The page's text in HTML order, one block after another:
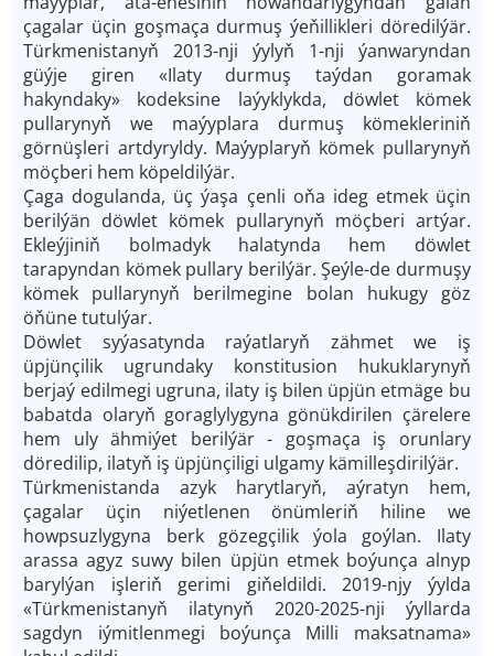
çagalar üçin goşmaça durmuş ýe­ňillikleri döredilýär.
Türkmenistanyň 2013-nji ýylyň 1-nji ýanwaryndan
güýje giren «Ilaty durmuş taýdan goramak
hakyndaky» kodeksine laýyklykda, döwlet kömek
pullarynyň we maýyplara durmuş kömekleriniň
görnüşleri artdyryldy. Maýyplaryň kömek pullarynyň
möçberi hem köpeldilýär.
Çaga dogulanda, üç ýaşa çenli oňa ideg etmek üçin
berilýän döwlet kömek pullarynyň möçberi artýar.
Ekleýjiniň bolmadyk halatynda hem döwlet
tarapyndan kömek pullary berilýär. Şeýle-de durmuşy
kömek pullarynyň berilmegine bolan hukugy göz
öňüne tutulýar.
Döwlet syýasatynda raýatlaryň zähmet we iş
üpjünçilik ugrundaky konstitusion hukuklarynyň
berjaý edilmegi ugruna, ilaty iş bilen üpjün etmäge bu
babatda olaryň goraglylygyna gönükdirilen çärelere
hem uly ähmiýet berilýär - goşmaça iş orunlary
döredilip, ilatyň iş üpjünçiligi ulgamy kämilleşdirilýär.
Türkmenistanda azyk harytlaryň, aýratyn hem,
çagalar üçin niýetlenen önümleriň hiline we
howpsuzlygyna berk gözegçilik ýola goýlan. Ilaty
arassa agyz suwy bilen üpjün etmek boýunça alnyp
barylýan işleriň gerimi giňeldildi. 2019-njy ýylda
«Türkmenistanyň ilatynyň 2020-2025-nji ýyllarda
sagdyn iýmitlenmegi boýunça Milli maksatnama»